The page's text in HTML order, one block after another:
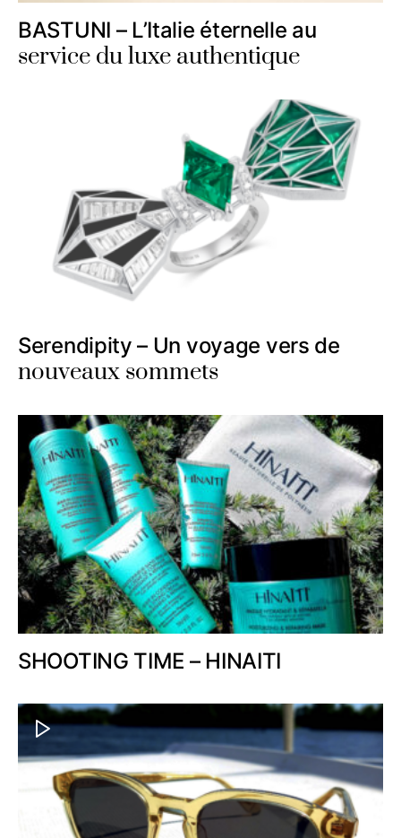
BASTUNI – L’Italie éternelle au
service du luxe authentique
Serendipity – Un voyage vers de
nouveaux sommets
SHOOTING TIME – HINAITI